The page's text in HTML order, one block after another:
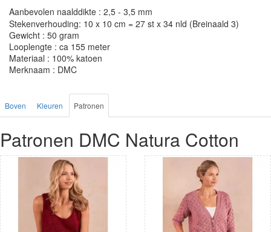
Aanbevolen naalddikte : 2,5 - 3,5 mm
Stekenverhouding: 10 x 10 cm = 27 st x 34 nld (Breinaald 3)
Gewicht : 50 gram
Looplengte : ca 155 meter
Materiaal : 100% katoen
Merknaam : DMC
Boven Kleuren Patronen
Patronen DMC Natura Cotton